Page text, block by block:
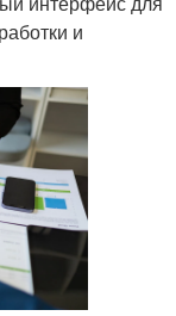
и